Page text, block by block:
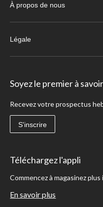
À propos de nous
Légale
Soyez le premier à savoir
Recevez votre prospectus
S'inscrire
Téléchargez l'appli
Commencez à magasinez
En savoir plus